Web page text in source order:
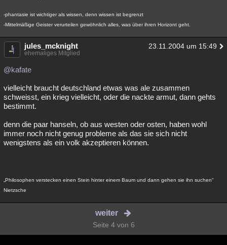
-phantasie ist wichtiger als wissen, denn wissen ist begrenzt
-Mittelmäßige Geister verurteilen gewöhnlich alles, was über ihren Horizont geht.
jules_mcknight 23.11.2004 um 15:49
ehemaliges Mitglied
@kafate
vielleicht braucht deutschland etwas was ale zusammen
schweisst, ein krieg vielleicht, oder die nackte armut, dann gehts
bestimmt.
denn die paar hanseln, ob aus westen oder osten, haben wohl
immer noch nicht genug probleme als das sie sich nicht
wenigstens als ein volk akzeptieren können.
„Philosophen verstecken einen Stein hinter einem Baum und dann gehen sie ihn suchen“
Nietzsche
weiter
Seite 4 von 6